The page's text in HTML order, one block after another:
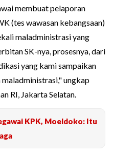
membuat pelaporan
(tes wawasan kebangsaan)
maladministrasi yang
SK-nya, prosesnya, dari
yang kami sampaikan
ungkap
RI, Jakarta Selatan.
KPK, Moeldoko: Itu